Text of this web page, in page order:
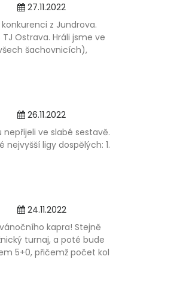
27.11.2022
z Jundrova.
Ostrava. Hráli jsme ve
šachovnicích),
26.11.2022
ve slabé sestavě.
ligy dospělých: 1.
24.11.2022
kapra! Stejně
turnaj, a poté bude
5+0, přičemž počet kol